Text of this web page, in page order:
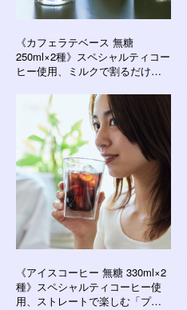
《カフェラテベース 無糖
250ml×2種》スペシャルティコー
ヒー使用、ミルクで割るだけの
Espresso Tokyo×豆善
《アイスコーヒー 無糖 330ml×2
種》スペシャルティコーヒー使
用、ストレートで楽しむ「プレ